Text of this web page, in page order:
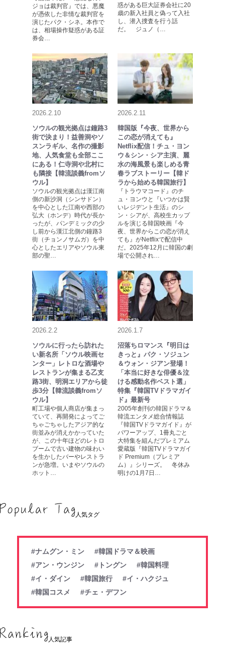
ジョは裁判官』では、悪魔
が憑依した非情な裁判官を
演じたパク・シネ。本作で
は、相場操作疑惑がある証
券会…
惑がある巨大証券会社に20
歳の新入社員と偽って入社
し、潜入捜査を行う話
だ。 ジュノ（…
2026.2.10
ソウルの観光拠点は鐘路3
街で決まり！益善洞やソ
スンラギル、名作の撮影
地、人気食堂も全部ここ
にある！仁寺洞や北村に
も隣接【韓流談義fromソ
ウル】
ソウルの観光拠点は漢江南
側の新沙洞（シンサドン）
を中心とした江南や西部の
弘大（ホンデ）時代が長か
ったが、パンデミックの少
し前から漢江北側の鐘路3
街（チョンノサムガ）を中
心としたエリアやソウル東
部の聖…
2026.2.11
韓国版『今夜、世界から
この恋が消えても』
Netflix配信！チュ・ヨン
ウ＆シン・シア主演、麗
水の海風景も楽しめる青
春ラブストーリー【韓ド
ラから始める韓国旅行】
『トラウマコード』のチ
ュ・ヨンウと『いつかは賢
いレジデント生活』のシ
ン・シアが、高校生カップ
ルを演じる韓国映画『今
夜、世界からこの恋が消え
ても』がNetflixで配信中
だ。2025年12月に韓国の劇
場で公開され…
2026.2.2
ソウルに行ったら訪れた
い新名所「ソウル映画セ
ンター」レトロな酒場や
レストランが集まる乙支
路3街、明洞エリアから徒
歩3分【韓流談義fromソ
ウル】
町工場や個人商店が集まっ
ていて、再開発によってご
ちゃごちゃしたアジア的な
街並みが消えかかっていた
が、この十年ほどのレトロ
ブームで古い建物の味わい
を生かしたバーやレストラ
ンが急増。いまやソウルの
ホット…
2026.1.7
沼落ちロマンス『明日は
きっと』パク・ソジュン
＆ウォン・ジアン登場！
「本当に好きな俳優＆泣
ける感動名作ベスト選」
特集『韓国TVドラマガイ
ド』最新号
2005年創刊の韓国ドラマ＆
韓流エンタメ総合情報誌
『韓国TVドラマガイド』が
パワーアップ、1冊丸ごと
大特集を組んだプレミアム
愛蔵版『韓国TVドラマガイ
ド Premium（プレミア
ム）』シリーズ。 冬休み
明けの1月7日…
人気タグ
#ナムグン・ミン
#韓国ドラマ＆映画
#アン・ウンジン
#トングン
#韓国料理
#イ・ダイン
#韓国旅行
#イ・ハクジュ
#韓国コスメ
#チェ・デフン
人気記事